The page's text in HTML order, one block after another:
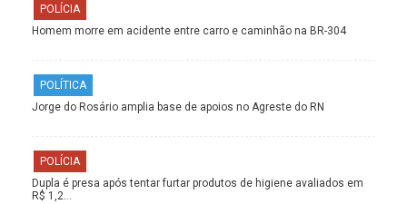
POLÍCIA
Homem morre em acidente entre carro e caminhão na BR-304
POLÍTICA
Jorge do Rosário amplia base de apoios no Agreste do RN
POLÍCIA
Dupla é presa após tentar furtar produtos de higiene avaliados em
R$ 1,2…